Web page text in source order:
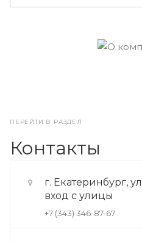
ПЕРЕЙТИ В РАЗДЕЛ
Контакты
г. Екатеринбург,
вход с улицы
+7 (343) 346-87-67